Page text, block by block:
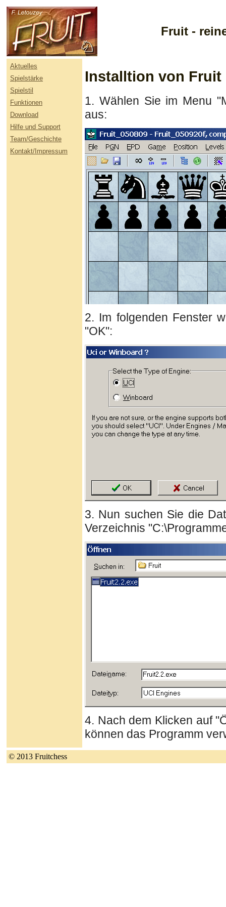
Fruit -
Aktuelles
Spielstärke
Spielstil
Funktionen
Download
Hilfe und Support
Team/Geschichte
Kontakt/Impressum
Installtion von Fruit
1. Wählen Sie im Menu
aus:
2. Im folgenden Fenster
"OK":
3. Nun suchen Sie die
Verzeichnis
4. Nach dem Klicken auf
können das Programm
© 2013 Fruitchess